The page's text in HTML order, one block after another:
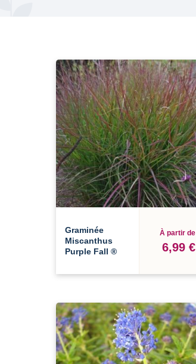
Graminée
Miscanthus
Purple Fall ®
À partir de
6,99 €